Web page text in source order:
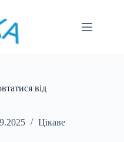
від
Цікаве